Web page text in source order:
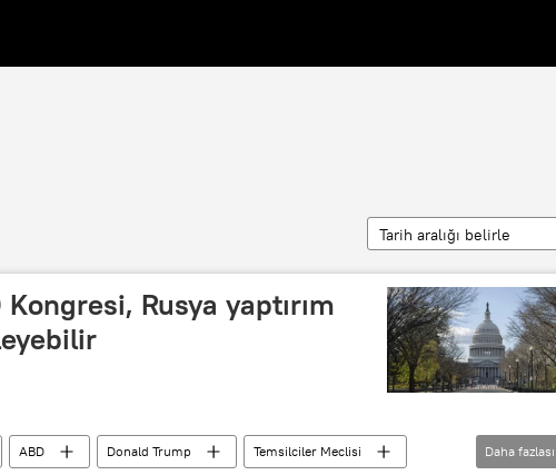
Tarih aralığı belirle
Kongresi, Rusya yaptırım
ABD Donald Trump
Temsilciler Meclisi
Daha fazlası